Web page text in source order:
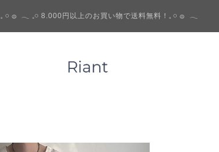
𓈒 𓏸 𓐍 𓂃 𓈒𓏸 8.000円以上のお買い物で送料無料！𓈒 𓏸 𓐍 𓂃